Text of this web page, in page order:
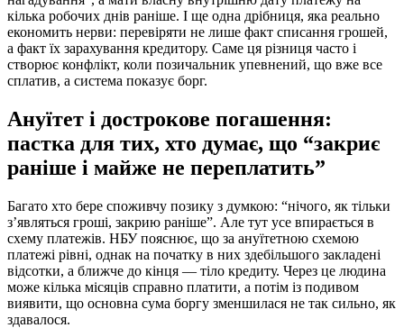
кілька робочих днів раніше. І ще одна дрібниця, яка реально
економить нерви: перевіряти не лише факт списання грошей,
а факт їх зарахування кредитору. Саме ця різниця часто і
створює конфлікт, коли позичальник упевнений, що вже все
сплатив, а система показує борг.
Ануїтет і дострокове погашення:
пастка для тих, хто думає, що “закриє
раніше і майже не переплатить”
Багато хто бере споживчу позику з думкою: “нічого, як тільки
з’являться гроші, закрию раніше”. Але тут усе впирається в
схему платежів. НБУ пояснює, що за ануїтетною схемою
платежі рівні, однак на початку в них здебільшого закладені
відсотки, а ближче до кінця — тіло кредиту. Через це людина
може кілька місяців справно платити, а потім із подивом
виявити, що основна сума боргу зменшилася не так сильно, як
здавалося.